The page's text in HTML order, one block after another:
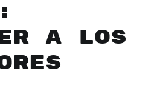
a los